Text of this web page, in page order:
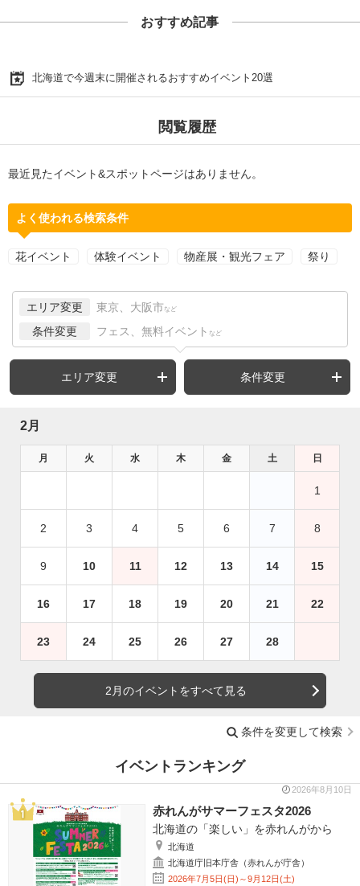
おすすめ記事
北海道で今週末に開催されるおすすめイベント20選
閲覧履歴
最近見たイベント&スポットページはありません。
よく使われる検索条件
花イベント 体験イベント 物産展・観光フェア 祭り
エリア変更 東京、大阪市 など
条件変更 フェス、無料イベント など
エリア変更 条件変更
2月
月 火 水 木 金 土 日
1
2 3 4 5 6 7 8
9 10 11 12 13 14 15
16 17 18 19 20 21 22
23 24 25 26 27 28
2月のイベントをすべて見る
条件を変更して検索
イベントランキング
2026年8月10日
赤れんがサマーフェスタ2026
北海道の「楽しい」を赤れんがから
北海道
北海道庁旧本庁舎（赤れんが庁舎）
2026年7月5日(日)～9月12日(土)